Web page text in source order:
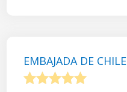
EMBAJADA DE CHILE